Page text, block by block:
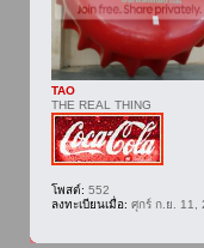
TAO
THE REAL THING
โพสต์: 552
ลงทะเบียนเมื่อ: ศุกร์ ก.ย. 11,